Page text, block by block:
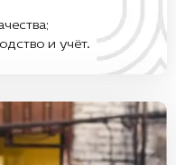
и учёт.